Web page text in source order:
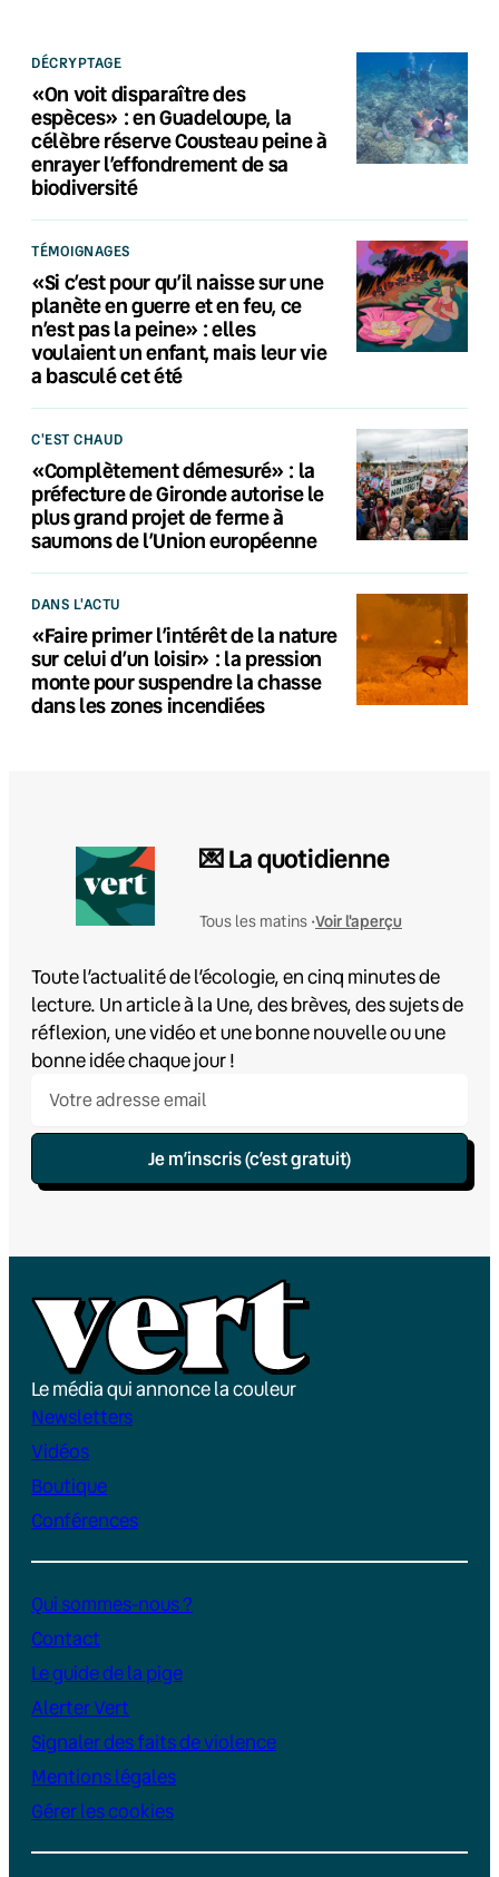
DÉCRYPTAGE
«On voit disparaître des
espèces» : en Guadeloupe, la
célèbre réserve Cousteau peine à
enrayer l’effondrement de sa
biodiversité
TÉMOIGNAGES
«Si c’est pour qu’il naisse sur une
planète en guerre et en feu, ce
n’est pas la peine» : elles
voulaient un enfant, mais leur vie
a basculé cet été
C'EST CHAUD
«Complètement démesuré» : la
préfecture de Gironde autorise le
plus grand projet de ferme à
saumons de l’Union européenne
DANS L'ACTU
«Faire primer l’intérêt de la nature
sur celui d’un loisir» : la pression
monte pour suspendre la chasse
dans les zones incendiées
💌 La quotidienne
Tous les matins •Voir l'aperçu
Toute l’actualité de l’écologie, en cinq minutes de
lecture. Un article à la Une, des brèves, des sujets de
réflexion, une vidéo et une bonne nouvelle ou une
bonne idée chaque jour !
Je m’inscris (c’est gratuit)
Le média qui annonce la couleur
Newsletters
Vidéos
Boutique
Conférences
Qui sommes-nous ?
Contact
Le guide de la pige
Alerter Vert
Signaler des faits de violence
Mentions légales
Gérer les cookies